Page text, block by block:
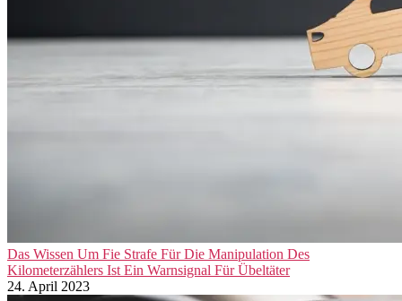
Das Wissen Um Fie Strafe Für Die Manipulation Des
Kilometerzählers Ist Ein Warnsignal Für Übeltäter
24. April 2023